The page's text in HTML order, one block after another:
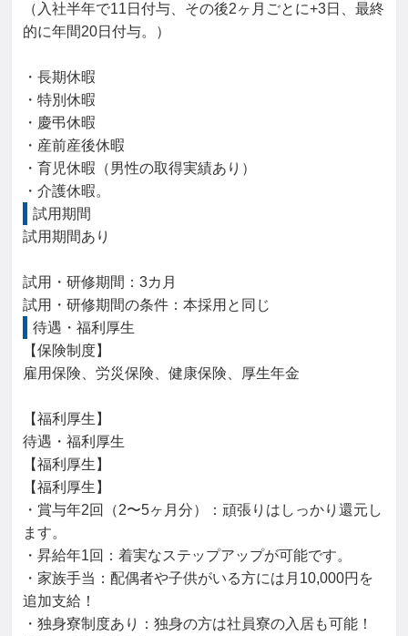
（入社半年で11日付与、その後2ヶ月ごとに+3日、最終
的に年間20日付与。）
・長期休暇
・特別休暇
・慶弔休暇
・産前産後休暇
・育児休暇（男性の取得実績あり）
・介護休暇。
試用期間
試用期間あり
試用・研修期間：3カ月
待遇・福利厚生
【保険制度】
雇用保険、労災保険、健康保険、厚生年金
【福利厚生】
待遇・福利厚生
【福利厚生】
【福利厚生】
・賞与年2回（2〜5ヶ月分）：頑張りはしっかり還元し
ます。
・昇給年1回：着実なステップアップが可能です。
・家族手当：配偶者や子供がいる方には月10,000円を
追加支給！
・独身寮制度あり：独身の方は社員寮の入居も可能！